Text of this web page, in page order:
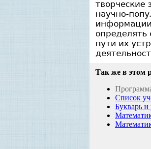
творческие
научно-
определять
пути их
Так же в этом
Список
Букварь и